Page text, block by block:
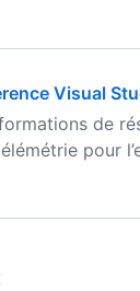
Visual
de
pour